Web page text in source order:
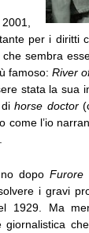
per i diritti
sembra
famoso: River
stata la sua
dihorse doctor
come l’io
dopo Furore
i gravi
1929. Ma
giornalistica